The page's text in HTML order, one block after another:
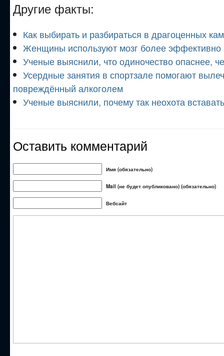
Другие факты:
Как выбирать и разбираться в драгоценных
Женщины используют мозг более
Ученые выяснили, что одиночество опаснее,
Усердные занятия в спортзале помогают
повреждённый алкоголем
Ученые выяснили, почему так неохота
Оставить комментарий
Имя (обязательно)
Mail (не будет опубликовано) (обязательно)
Вебсайт